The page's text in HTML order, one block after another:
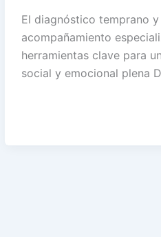
El diagnóstico temprano y
acompañamiento
herramientas clave para
social y emocional plena